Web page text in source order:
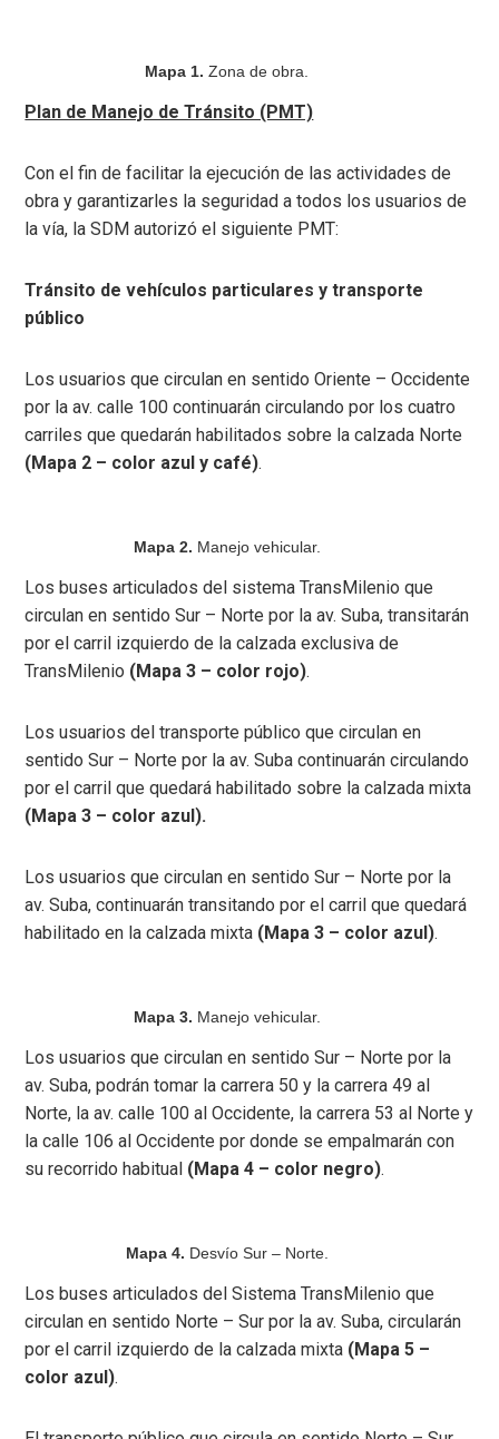
Mapa 1. Zona de obra.
Plan de Manejo de Tránsito (PMT)
Con el fin de facilitar la ejecución de las actividades de
obra y garantizarles la seguridad a todos los usuarios de
la vía, la SDM autorizó el siguiente PMT:
Tránsito de vehículos particulares y transporte
público
Los usuarios que circulan en sentido Oriente – Occidente
por la av. calle 100 continuarán circulando por los cuatro
carriles que quedarán habilitados sobre la calzada Norte
(Mapa 2 – color azul y café).
Mapa 2. Manejo vehicular.
Los buses articulados del sistema TransMilenio que
circulan en sentido Sur – Norte por la av. Suba, transitarán
por el carril izquierdo de la calzada exclusiva de
TransMilenio (Mapa 3 – color rojo).
Los usuarios del transporte público que circulan en
sentido Sur – Norte por la av. Suba continuarán circulando
por el carril que quedará habilitado sobre la calzada mixta
(Mapa 3 – color azul).
Los usuarios que circulan en sentido Sur – Norte por la
av. Suba, continuarán transitando por el carril que quedará
habilitado en la calzada mixta (Mapa 3 – color azul).
Mapa 3. Manejo vehicular.
Los usuarios que circulan en sentido Sur – Norte por la
av. Suba, podrán tomar la carrera 50 y la carrera 49 al
Norte, la av. calle 100 al Occidente, la carrera 53 al Norte y
la calle 106 al Occidente por donde se empalmarán con
su recorrido habitual (Mapa 4 – color negro).
Mapa 4. Desvío Sur – Norte.
Los buses articulados del Sistema TransMilenio que
circulan en sentido Norte – Sur por la av. Suba, circularán
por el carril izquierdo de la calzada mixta (Mapa 5 –
color azul).